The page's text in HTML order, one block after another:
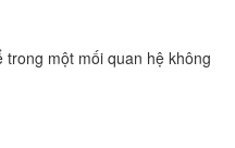
một mối quan hệ không